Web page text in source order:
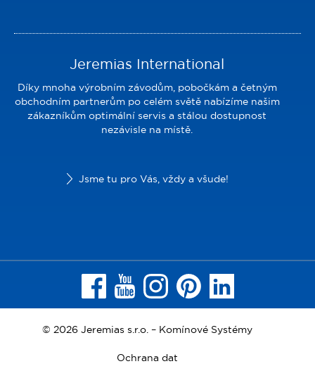
Jeremias International
Díky mnoha výrobním závodům, pobočkám a četným
obchodním partnerům po celém světě nabízíme našim
zákazníkům optimální servis a stálou dostupnost
nezávisle na místě.
Jsme tu pro Vás, vždy a všude!
© 2026 Jeremias s.r.o. – Komínové Systémy
Ochrana dat